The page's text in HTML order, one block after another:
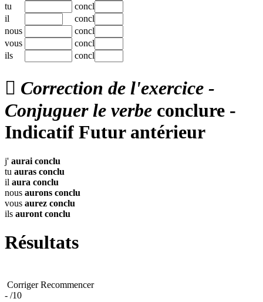
tu
concl
il
concl
nous
concl
vous
concl
ils
concl
 Correction de l'exercice -
Conjuguer le verbe conclure -
Indicatif Futur antérieur
j' aurai conclu
tu auras conclu
il aura conclu
nous aurons conclu
vous aurez conclu
ils auront conclu
Résultats
CorrigerRecommencer
- /10